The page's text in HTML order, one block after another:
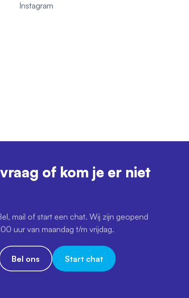
Instagram
of kom je er niet
mail of start een chat. Wij zijn geopend
uur van maandag t/m vrijdag.
Bel ons Start chat